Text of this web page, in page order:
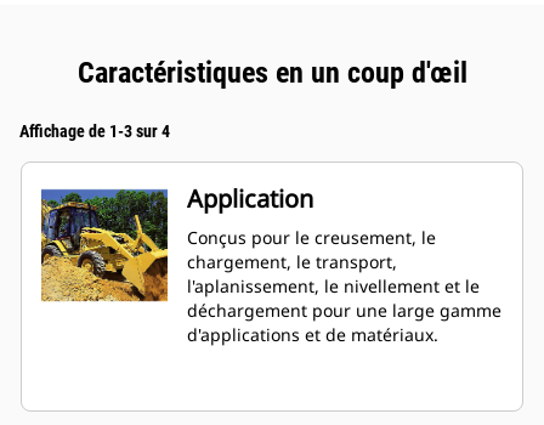
Caractéristiques en un coup d'œil
Affichage de 1-3 sur 4
Application
Conçus pour le creusement, le
chargement, le transport,
l'aplanissement, le nivellement et le
déchargement pour une large gamme
d'applications et de matériaux.